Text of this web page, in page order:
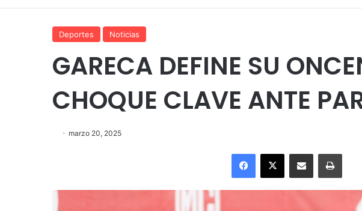
Deportes Noticias
GARECA DEFINE SU
CHOQUE CLAVE ANTE
marzo 20, 2025
Facebook
X Enviar vía email